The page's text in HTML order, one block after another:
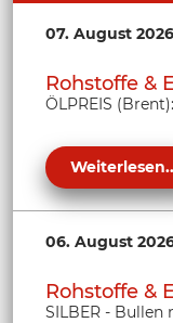
07. August 2026
Rohstoffe &
ÖLPREIS
06. August
Rohstoffe &
SILBER - Bullen